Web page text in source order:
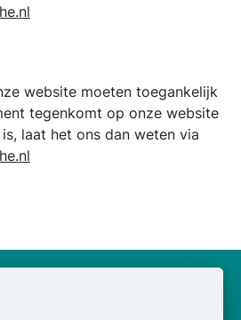
website moeten toegankelijk
tegenkomt op onze website
laat het ons dan weten via